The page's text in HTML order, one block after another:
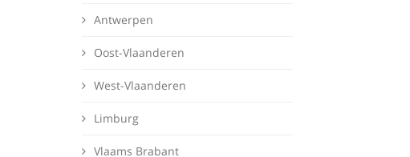
Antwerpen
Oost-Vlaanderen
West-Vlaanderen
Limburg
Vlaams Brabant